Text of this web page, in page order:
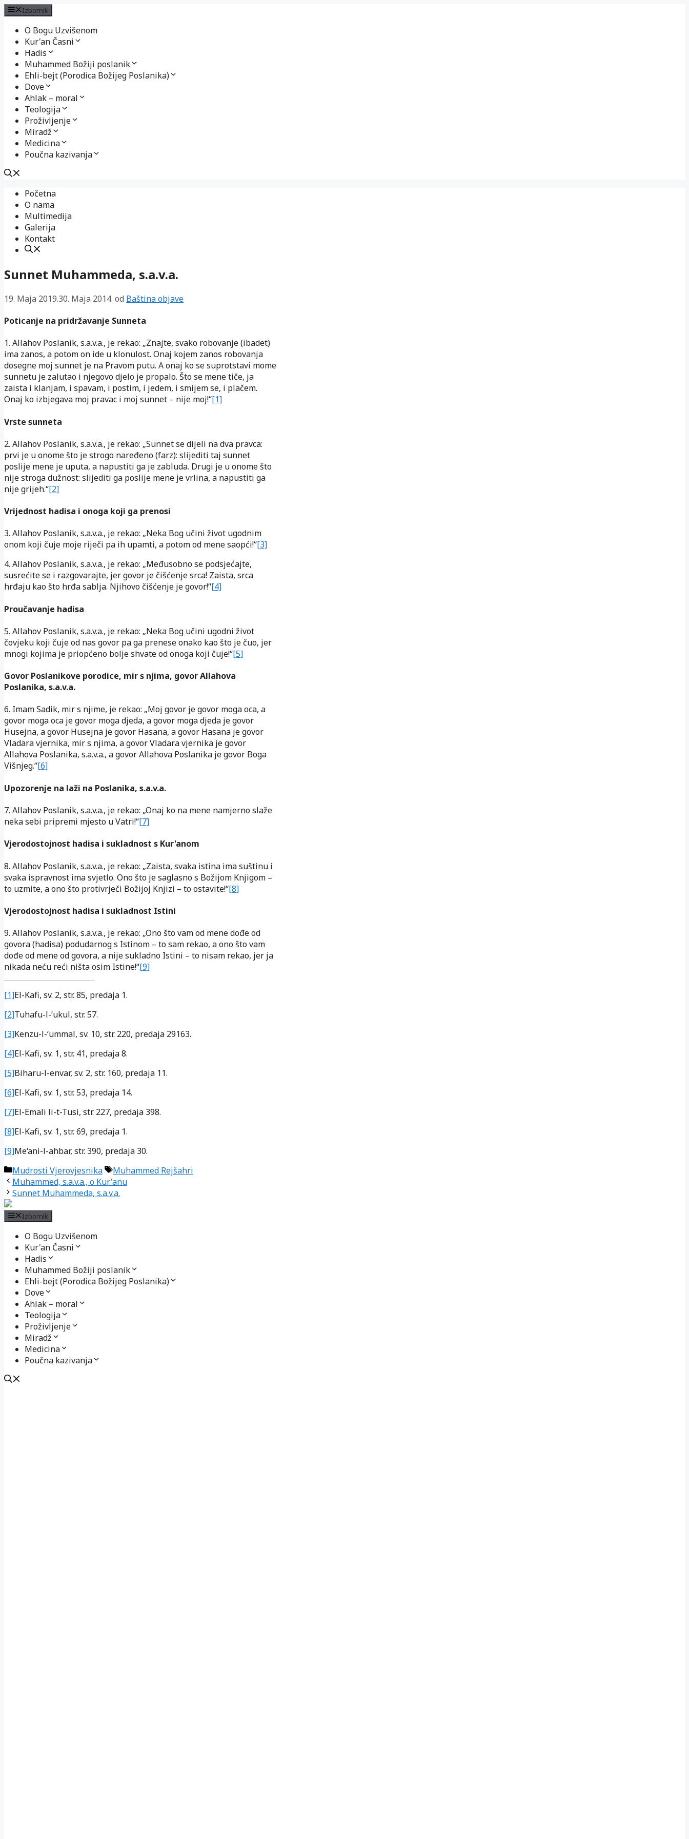
Izbornik
O Bogu Uzvišenom
Kur'an Časni
Hadis
Muhammed Božiji poslanik
Ehli-bejt (Porodica Božijeg Poslanika)
Dove
Ahlak – moral
Teologija
Proživljenje
Miradž
Medicina
Poučna kazivanja
sadržaj
Početna
O nama
Multimedija
Galerija
Kontakt
Sunnet Muhammeda, s.a.v.a.
19. Maja 2019.30. Maja 2014. od Baština objave
Poticanje na pridržavanje Sunneta
1. Allahov Poslanik, s.a.v.a., je rekao: „Znajte, svako robovanje (ibadet)
ima zanos, a potom on ide u klonulost. Onaj kojem zanos robovanja
dosegne moj sunnet je na Pravom putu. A onaj ko se suprotstavi mome
sunnetu je zalutao i njegovo djelo je propalo. Što se mene tiče, ja
zaista i klanjam, i spavam, i postim, i jedem, i smijem se, i plačem.
Onaj ko izbjegava moj pravac i moj sunnet – nije moj!“[1]
Vrste sunneta
2. Allahov Poslanik, s.a.v.a., je rekao: „Sunnet se dijeli na dva pravca:
prvi je u onome što je strogo naređeno (farz): slijediti taj sunnet
poslije mene je uputa, a napustiti ga je zabluda. Drugi je u onome što
nije stroga dužnost: slijediti ga poslije mene je vrlina, a napustiti ga
nije grijeh.“[2]
Vrijednost hadisa i onoga koji ga prenosi
3. Allahov Poslanik, s.a.v.a., je rekao: „Neka Bog učini život ugodnim
onom koji čuje moje riječi pa ih upamti, a potom od mene saopći!“[3]
4. Allahov Poslanik, s.a.v.a., je rekao: „Međusobno se podsjećajte,
susrećite se i razgovarajte, jer govor je čišćenje srca! Zaista, srca
hrđaju kao što hrđa sablja. Njihovo čišćenje je govor!“[4]
Proučavanje hadisa
5. Allahov Poslanik, s.a.v.a., je rekao: „Neka Bog učini ugodni život
čovjeku koji čuje od nas govor pa ga prenese onako kao što je čuo, jer
mnogi kojima je priopćeno bolje shvate od onoga koji čuje!“[5]
Govor Poslanikove porodice, mir s njima, govor Allahova
Poslanika, s.a.v.a.
6. Imam Sadik, mir s njime, je rekao: „Moj govor je govor moga oca, a
govor moga oca je govor moga djeda, a govor moga djeda je govor
Husejna, a govor Husejna je govor Hasana, a govor Hasana je govor
Vladara vjernika, mir s njima, a govor Vladara vjernika je govor
Allahova Poslanika, s.a.v.a., a govor Allahova Poslanika je govor Boga
Višnjeg.“[6]
Upozorenje na laži na Poslanika, s.a.v.a.
7. Allahov Poslanik, s.a.v.a., je rekao: „Onaj ko na mene namjerno slaže
neka sebi pripremi mjesto u Vatri!“[7]
Vjerodostojnost hadisa i sukladnost s Kur'anom
8. Allahov Poslanik, s.a.v.a., je rekao: „Zaista, svaka istina ima suštinu i
svaka ispravnost ima svjetlo. Ono što je saglasno s Božijom Knjigom –
to uzmite, a ono što protivrječi Božijoj Knjizi – to ostavite!“[8]
Vjerodostojnost hadisa i sukladnost Istini
9. Allahov Poslanik, s.a.v.a., je rekao: „Ono što vam od mene dođe od
govora (hadisa) podudarnog s Istinom – to sam rekao, a ono što vam
dođe od mene od govora, a nije sukladno Istini – to nisam rekao, jer ja
nikada neću reći ništa osim Istine!“[9]
[1]El-Kafi, sv. 2, str. 85, predaja 1.
[2]Tuhafu-l-‘ukul, str. 57.
[3]Kenzu-l-‘ummal, sv. 10, str. 220, predaja 29163.
[4]El-Kafi, sv. 1, str. 41, predaja 8.
[5]Biharu-l-envar, sv. 2, str. 160, predaja 11.
[6]El-Kafi, sv. 1, str. 53, predaja 14.
[7]El-Emali li-t-Tusi, str. 227, predaja 398.
[8]El-Kafi, sv. 1, str. 69, predaja 1.
[9]Me‘ani-l-ahbar, str. 390, predaja 30.
Kategorije
Mudrosti Vjerovjesnika Oznake
Muhammed Rejšahri
Muhammed, s.a.v.a., o Kur'anu
Sunnet Muhammeda, s.a.v.a.
Izbornik
O Bogu Uzvišenom
Kur'an Časni
Hadis
Muhammed Božiji poslanik
Ehli-bejt (Porodica Božijeg Poslanika)
Dove
Ahlak – moral
Teologija
Proživljenje
Miradž
Medicina
Poučna kazivanja